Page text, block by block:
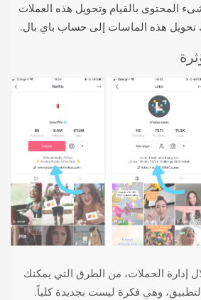
المحتوى بالقيام وتحويل هذه العملات
هذه الماسات إلى حساب باي بال.
إدارة الحملات، من الطرق التي يمكنك
التطبيق، وهي فكرة ليست بجديدة كلياً.